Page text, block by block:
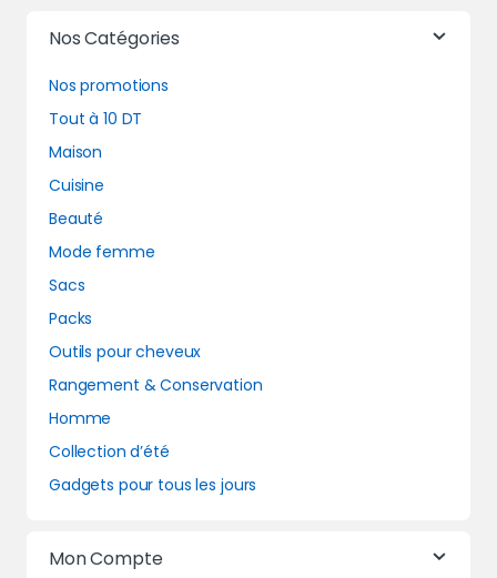
Nos Catégories
Nos promotions
Tout à 10 DT
Maison
Cuisine
Beauté
Mode femme
Sacs
Packs
Outils pour cheveux
Rangement & Conservation
Homme
Collection d’été
Gadgets pour tous les jours
Mon Compte